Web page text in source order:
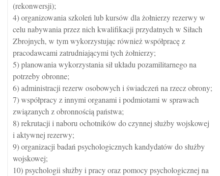
(rekonwersji);
4) organizowania szkoleń lub kursów dla żołnierzy rezerwy w
celu nabywania przez nich kwalifikacji przydatnych w Siłach
Zbrojnych, w tym wykorzystując również współpracę z
pracodawcami zatrudniającymi tych żołnierzy;
5) planowania wykorzystania sił układu pozamilitarnego na
potrzeby obronne;
6) administracji rezerw osobowych i świadczeń na rzecz obrony;
7) współpracy z innymi organami i podmiotami w sprawach
związanych z obronnością państwa;
8) rekrutacji i naboru ochotników do czynnej służby wojskowej
i aktywnej rezerwy;
9) organizacji badań psychologicznych kandydatów do służby
wojskowej;
10) psychologii służby i pracy oraz pomocy psychologicznej na